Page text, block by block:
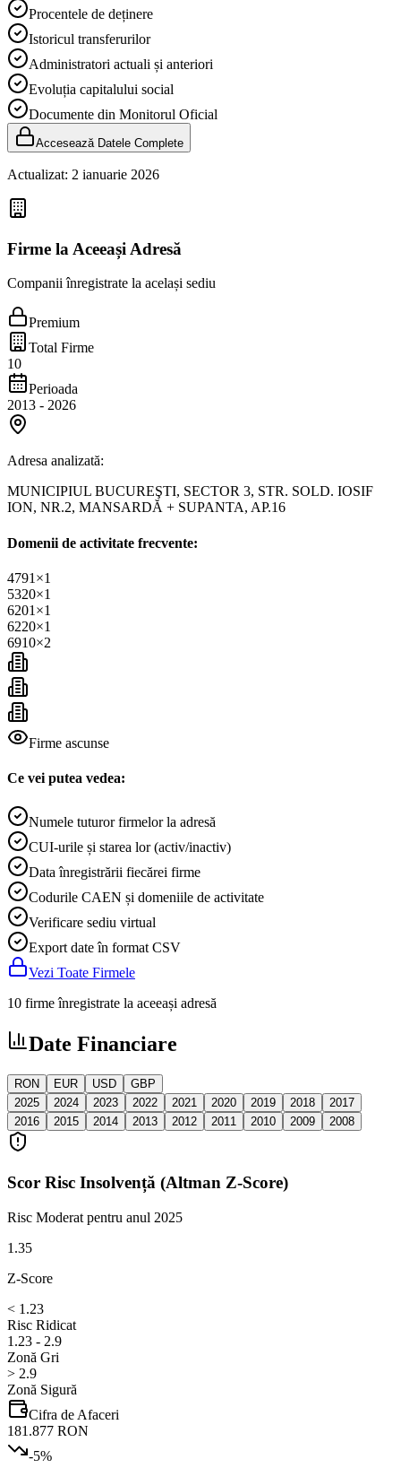
Procentele de deținere
Istoricul transferurilor
Administratori actuali și anteriori
Evoluția capitalului social
Documente din Monitorul Oficial
Accesează Datele Complete
Actualizat: 2 ianuarie 2026
Firme la Aceeași Adresă
Companii înregistrate la același sediu
Premium
Total Firme
10
Perioada
2013 - 2026
Adresa analizată:
MUNICIPIUL BUCUREŞTI, SECTOR 3, STR. SOLD. IOSIF
ION, NR.2, MANSARDĂ + SUPANTA, AP.16
Domenii de activitate frecvente:
4791 ×1
5320×1
6201 ×1
6220×1
6910×2
Firme ascunse
Ce vei putea vedea:
Numele tuturor firmelor la adresă
CUI-urile și starea lor (activ/inactiv)
Data înregistrării fiecărei firme
Codurile CAEN și domeniile de activitate
Verificare sediu virtual
Export date în format CSV
Vezi Toate Firmele
10 firme înregistrate la aceeași adresă
Date Financiare
RON EUR USD
GBP
2025
2024 2023 2022 2021 2020 2019 2018
2017
2016
2015 2014 2013 2012 2011 2010 2009 2008
Scor Risc Insolvență (Altman Z-Score)
Risc Moderat pentru anul 2025
1.35
Z-Score
< 1.23
Risc Ridicat
1.23 - 2.9
Zonă Gri
> 2.9
Zonă Sigură
Cifra de Afaceri
181.877 RON
-5%